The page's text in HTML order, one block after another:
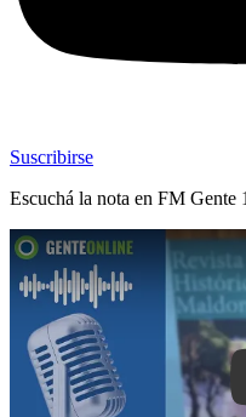
Suscribirse
Escuchá la nota en FM Gente